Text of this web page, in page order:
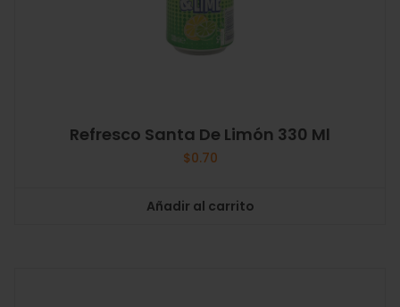
Refresco Santa De Limón 330 Ml
$0.70
Añadir al carrito